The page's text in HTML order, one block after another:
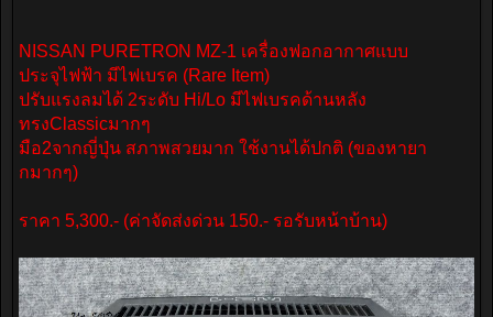
NISSAN PURETRON MZ-1 เครื่องฟอกอากาศแบบ
ประจุไฟฟ้า มีไฟเบรค (Rare Item)
ปรับแรงลมได้ 2ระดับ Hi/Lo มีไฟเบรคด้านหลัง
ทรงClassicมากๆ
มือ2จากญี่ปุ่น สภาพสวยมาก ใช้งานได้ปกติ (ของหายา
กมากๆ)
ราคา 5,300.- (ค่าจัดส่งด่วน 150.- รอรับหน้าบ้าน)